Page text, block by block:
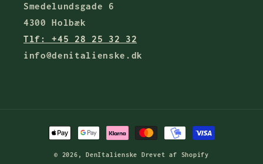
Smedelundsgade 6
4300 Holbæk
Tlf: +45 28 25 32 32
info@denitalienske.dk
Betalingsmetoder
© 2026,DenItalienske Drevet af Shopify